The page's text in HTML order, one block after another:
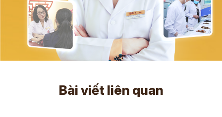
Bài viết liên quan